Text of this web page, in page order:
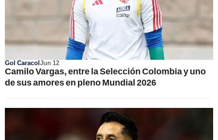
Gol CaracolJun 12
Camilo Vargas, entre la Selección Colombia y uno
de sus amores en pleno Mundial 2026